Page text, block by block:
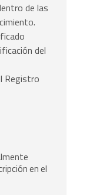
de las
del
Registro
en el